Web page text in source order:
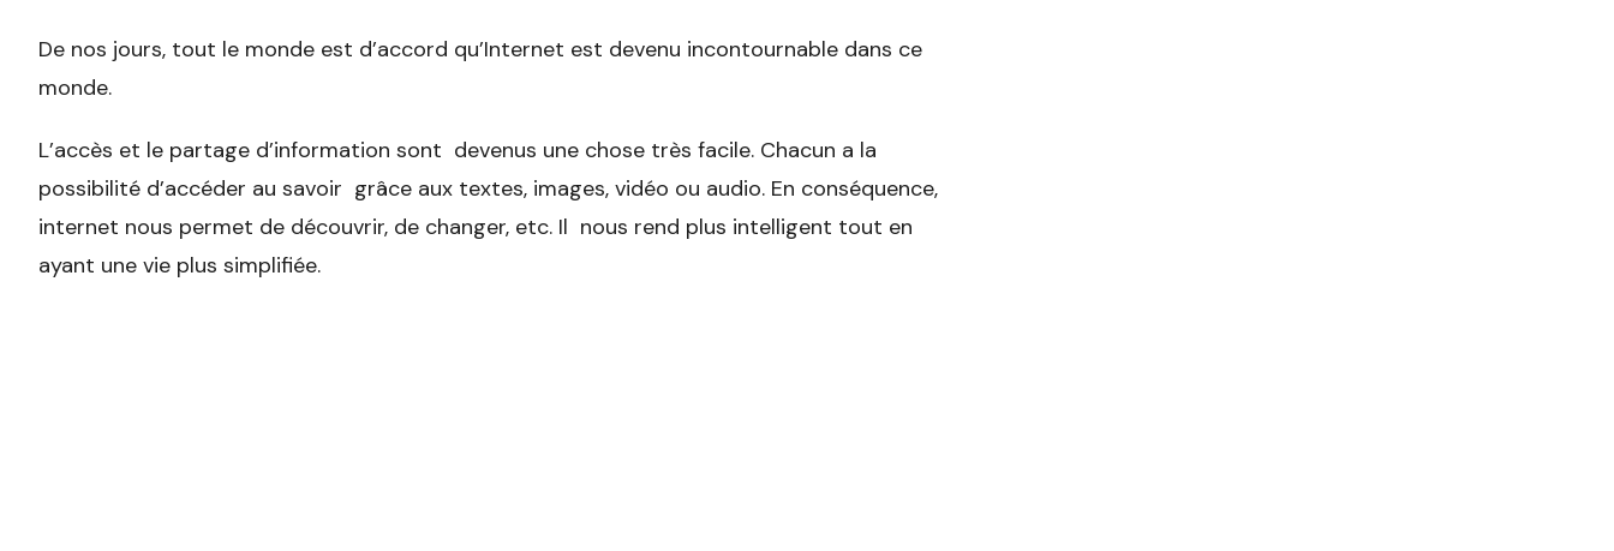
De nos jours, tout le monde est d’accord qu’Internet est devenu incontournable dans ce
monde.
L’accès et le partage d’information sont devenus une chose très facile. Chacun a la
possibilité d’accéder au savoir grâce aux textes, images, vidéo ou audio. En conséquence,
internet nous permet de découvrir, de changer, etc. Il nous rend plus intelligent tout en
ayant une vie plus simplifiée.